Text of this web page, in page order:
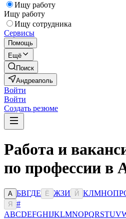
Ищу работу
Ищу работу
Ищу сотрудника
Сервисы
Помощь
Ещё
Поиск
Андреаполь
Войти
Войти
Создать резюме
Работа и
по профессии в
А БВГДЕ Ё ЖЗИ Й КЛМНОПР
Я
#
ABCDEFGHIJKLMNOPQRSTUV